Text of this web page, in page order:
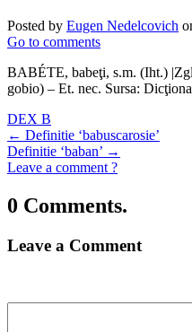
Posted by Eugen Nedelcovich
Go to comments
BABÉTE, babeţi, s.m. (Iht.)
gobio) – Et. nec. Sursa:
DEX B
← Definitie ‘babuscarosie’
Definitie ‘baban’ →
Leave a comment ?
0 Comments.
Leave a Comment